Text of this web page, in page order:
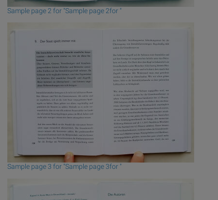
Sample page 2 for "Sample page 2for "
Sample page 3 for "Sample page 3for "